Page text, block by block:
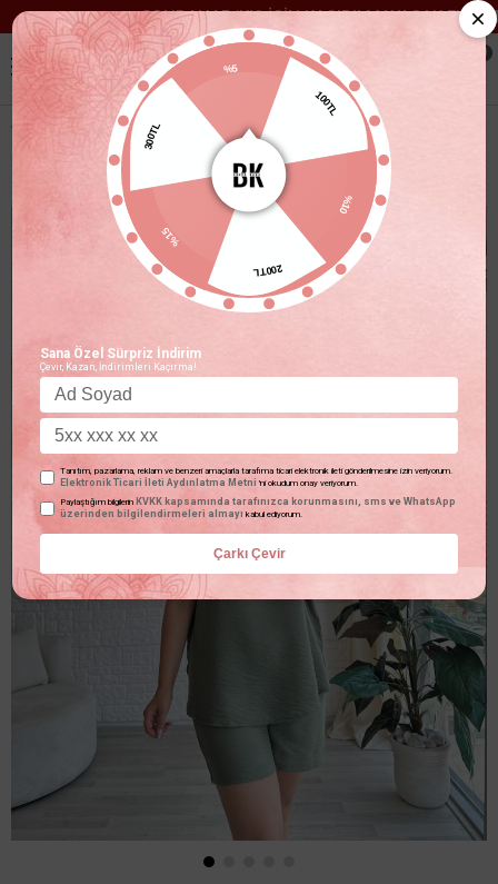
SONBAHAR/KIŞ İÇİN KAÇIRILMAYACAK
0
%5
100TL
%10
200TL
%15
300TL
Sana Özel Sürpriz İndirim
Çevir, Kazan, İndirimleri Kaçırma!
Tanıtım, pazarlama, reklam ve benzeri amaçlarla tarafıma ticari elektronik ileti gönderilmesine izin veriyorum.
Elektronik Ticari İleti Aydınlatma Metni 'ni okudum onay veriyorum.
Paylaştığım bilgilerin KVKK kapsamında tarafınızca korunmasını, sms ve WhatsApp
üzerinden bilgilendirmeleri almayı kabul ediyorum.
Çarkı Çevir